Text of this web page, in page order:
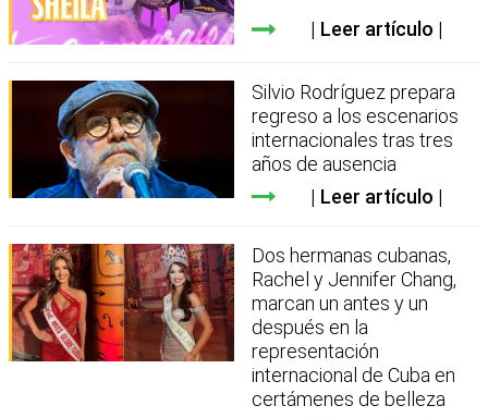
Leer artículo
Silvio Rodríguez prepara
regreso a los escenarios
internacionales tras tres
años de ausencia
Leer artículo
Dos hermanas cubanas,
Rachel y Jennifer Chang,
marcan un antes y un
después en la
representación
internacional de Cuba en
certámenes de belleza